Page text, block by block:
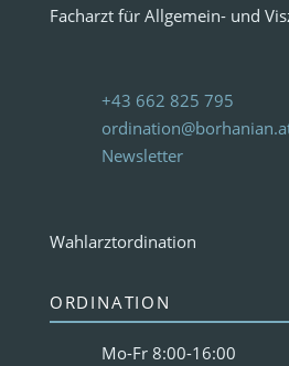
Facharzt für Allgemein- und
+43 662 825 795
Newsletter
Wahlarztordination
ORDINATION
Mo-Fr 8:00-16:00